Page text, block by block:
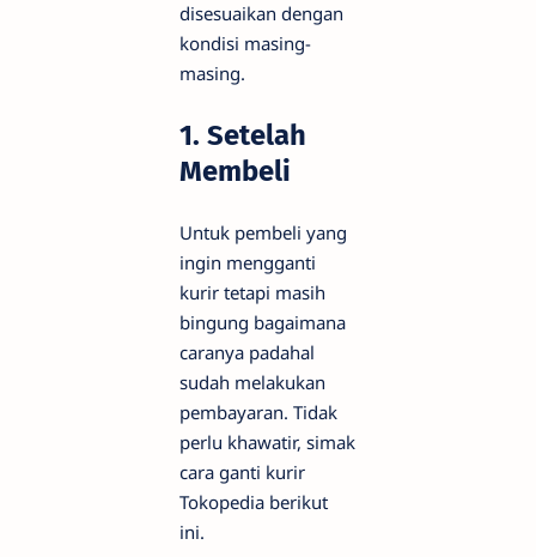
disesuaikan dengan
kondisi masing-
masing.
1. Setelah
Membeli
Untuk pembeli yang
ingin mengganti
kurir tetapi masih
bingung bagaimana
caranya padahal
sudah melakukan
pembayaran. Tidak
perlu khawatir, simak
cara ganti kurir
Tokopedia berikut
ini.